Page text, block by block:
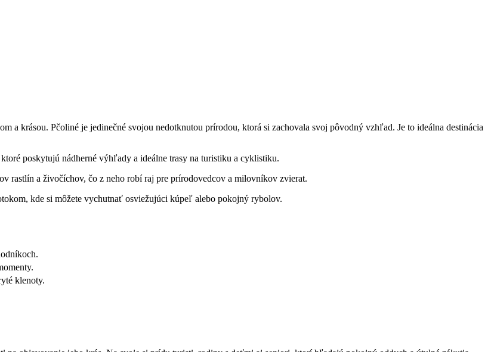
a krásou. Pčoliné je jedinečné svojou ‍nedotknutou prírodou, ktorá si zachovala svoj⁢ pôvodný vzhľad. ‍Je ⁣to ideálna destinácia
poskytujú nádherné výhľady a ideálne trasy ‌na⁣ turistiku ‌a cyklistiku.
rastlín a živočíchov, čo z neho robí raj ⁢pre ​prírodovedcov a milovníkov zvierat.
kde si môžete vychutnať osviežujúci kúpeľ alebo pokojný rybolov.
klenoty.